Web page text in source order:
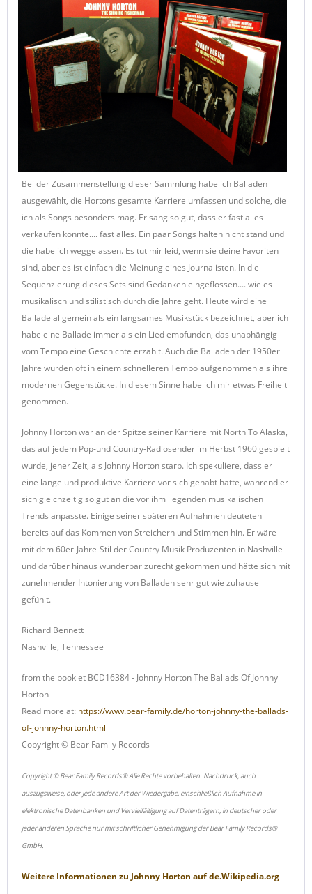
Bei der Zusammenstellung dieser Sammlung habe ich Balladen
ausgewählt, die Hortons gesamte Karriere umfassen und solche, die
ich als Songs besonders mag. Er sang so gut, dass er fast alles
verkaufen konnte.... fast alles. Ein paar Songs halten nicht stand und
die habe ich weggelassen. Es tut mir leid, wenn sie deine Favoriten
sind, aber es ist einfach die Meinung eines Journalisten. In die
Sequenzierung dieses Sets sind Gedanken eingeflossen.... wie es
musikalisch und stilistisch durch die Jahre geht. Heute wird eine
Ballade allgemein als ein langsames Musikstück bezeichnet, aber ich
habe eine Ballade immer als ein Lied empfunden, das unabhängig
vom Tempo eine Geschichte erzählt. Auch die Balladen der 1950er
Jahre wurden oft in einem schnelleren Tempo aufgenommen als ihre
modernen Gegenstücke. In diesem Sinne habe ich mir etwas Freiheit
genommen.
Johnny Horton war an der Spitze seiner Karriere mit North To Alaska,
das auf jedem Pop-und Country-Radiosender im Herbst 1960 gespielt
wurde, jener Zeit, als Johnny Horton starb. Ich spekuliere, dass er
eine lange und produktive Karriere vor sich gehabt hätte, während er
sich gleichzeitig so gut an die vor ihm liegenden musikalischen
Trends anpasste. Einige seiner späteren Aufnahmen deuteten
bereits auf das Kommen von Streichern und Stimmen hin. Er wäre
mit dem 60er-Jahre-Stil der Country Musik Produzenten in Nashville
und darüber hinaus wunderbar zurecht gekommen und hätte sich mit
zunehmender Intonierung von Balladen sehr gut wie zuhause
gefühlt.
Richard Bennett
Nashville, Tennessee
from the booklet BCD16384 - Johnny Horton The Ballads Of Johnny
Horton
Read more at: https://www.bear-family.de/horton-johnny-the-ballads-
of-johnny-horton.html
Copyright © Bear Family Records
Copyright © Bear Family Records® Alle Rechte vorbehalten. Nachdruck, auch
auszugsweise, oder jede andere Art der Wiedergabe, einschließlich Aufnahme in
elektronische Datenbanken und Vervielfältigung auf Datenträgern, in deutscher oder
jeder anderen Sprache nur mit schriftlicher Genehmigung der Bear Family Records®
GmbH.
Weitere Informationen zu Johnny Horton aufde.Wikipedia.org